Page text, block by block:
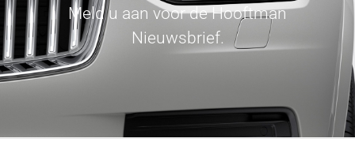
Meld u aan voor de Hooftman
Nieuwsbrief.